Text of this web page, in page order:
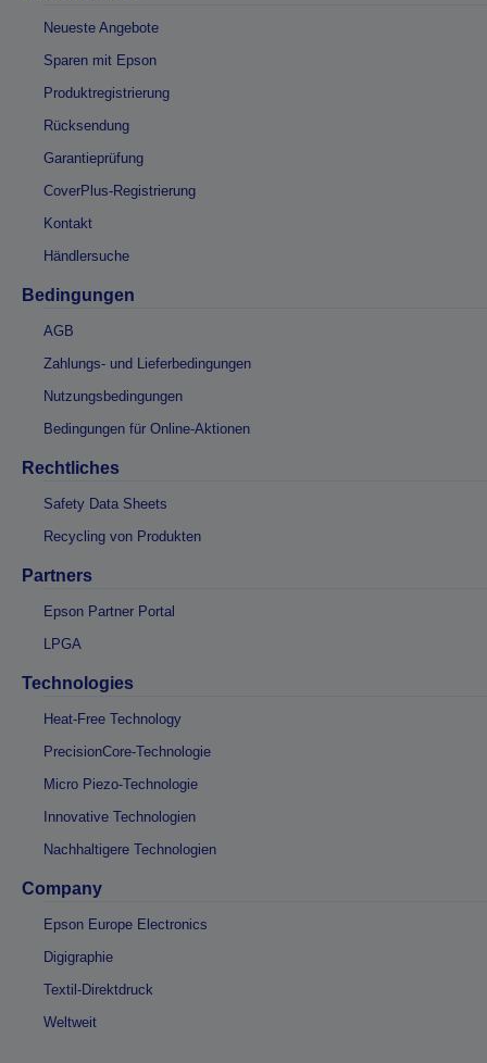
Neueste Angebote
Sparen mit Epson
Produktregistrierung
Rücksendung
Garantieprüfung
CoverPlus-Registrierung
Kontakt
Händlersuche
Bedingungen
AGB
Zahlungs- und Lieferbedingungen
Nutzungsbedingungen
Bedingungen für Online-Aktionen
Rechtliches
Safety Data Sheets
Recycling von Produkten
Partners
Epson Partner Portal
LPGA
Technologies
Heat-Free Technology
PrecisionCore-Technologie
Micro Piezo-Technologie
Innovative Technologien
Nachhaltigere Technologien
Company
Epson Europe Electronics
Digigraphie
Textil-Direktdruck
Weltweit